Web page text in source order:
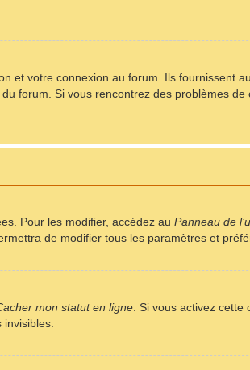
et votre connexion au forum. Ils fournissent
forum. Si vous rencontrez des problèmes
Pour les modifier, accédez au Panneau de
de modifier tous les paramètres et
mon statut en ligne. Si vous activez cette
invisibles.